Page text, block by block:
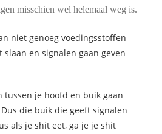
misschien wel helemaal weg is.
niet genoeg voedingsstoffen
en signalen gaan geven
tussen je hoofd en buik gaan
die buik die geeft signalen
als je shit eet, ga je je shit